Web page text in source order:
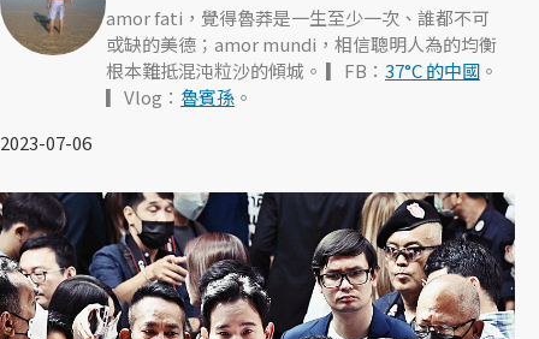
amor fati，覺得魯莽是一生至少一次、誰都不可
或缺的美德；amor mundi，相信聰明人為的均衡
根本難抵混沌粒沙的傾城。 ▎FB： 37°C 的中國 。
▎Vlog： 魯賓孫 。
2023-07-06